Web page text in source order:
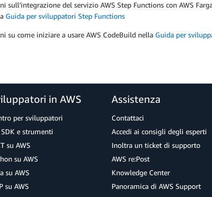
sull’integrazione del servizio AWS Step Functions con AWS
Guida per sviluppatori Step Functions
su come iniziare a usare AWS CodeBuild nella Guida per
in AWS
per sviluppatori
e strumenti
su AWS
su AWS
su AWS
su AWS
Assistenza
Contattaci
Accedi ai consigli degli esperti
Inoltra un ticket di supporto
AWS re:Post
Knowledge Center
Panoramica di AWS Support